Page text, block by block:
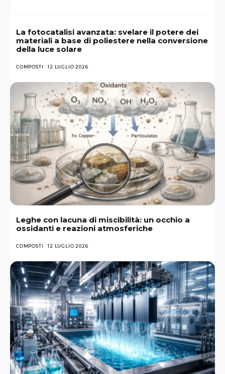
La fotocatalisi avanzata: svelare il potere dei
materiali a base di poliestere nella conversione
della luce solare
COMPOSTI 12 LUGLIO 2026
Leghe con lacuna di miscibilità: un occhio a
ossidanti e reazioni atmosferiche
COMPOSTI 12 LUGLIO 2026